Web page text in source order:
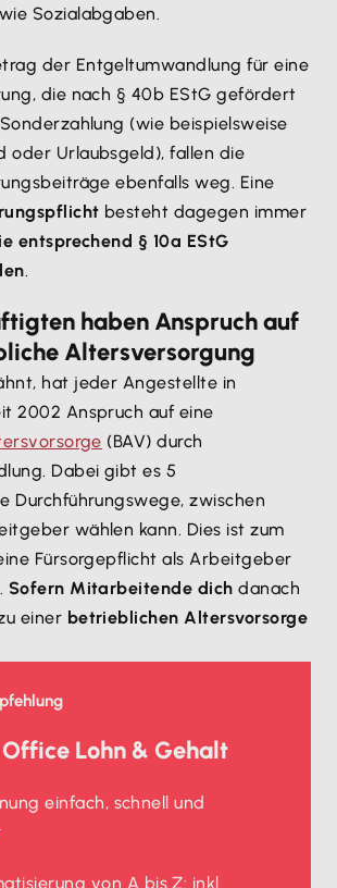
Sozialabgaben.
der Entgeltumwandlung für eine
die nach § 40b EStG gefördert
(wie beispielsweise
oder Urlaubsgeld), fallen die
ebenfalls weg. Eine
besteht dagegen immer
entsprechend § 10a EStG
.
haben Anspruch auf
Altersversorgung
hat jeder Angestellte in
2002 Anspruch auf eine
(BAV) durch
Dabei gibt es 5
Durchführungswege, zwischen
wählen kann. Dies ist zum
Fürsorgepflicht als Arbeitgeber
Sofern Mitarbeitende dichdanach
einer betrieblichen Altersvorsorge
Lohn & Gehalt
einfach, schnell und
von A bis Z: inkl.